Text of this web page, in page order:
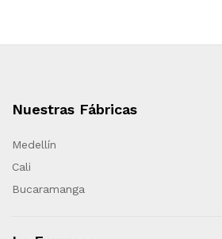
Nuestras Fábricas
Medellín
Cali
Bucaramanga